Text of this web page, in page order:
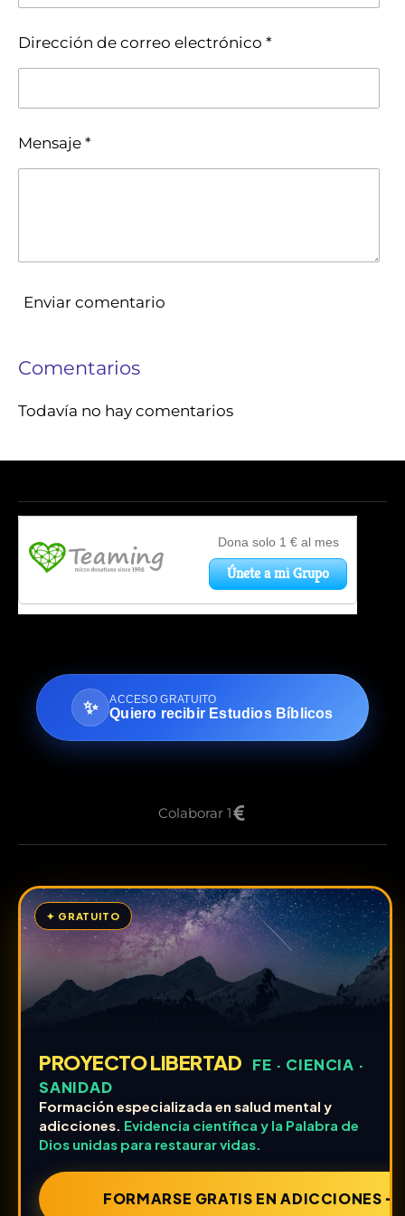
Dirección de correo electrónico *
Mensaje *
Enviar comentario
Comentarios
Todavía no hay comentarios
✨ ACCESO GRATUITO
Quiero recibir Estudios Bíblicos
Colaborar 1
✦ GRATUITO
PROYECTO LIBERTAD
FE · CIENCIA ·
SANIDAD
Formación especializada en salud mental y
adicciones. Evidencia científica y la Palabra de
Dios unidas para restaurar vidas.
FORMARSE GRATIS EN ADICCIONES ➔